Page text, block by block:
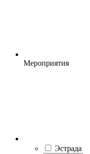
Мероприятия
Эстрада